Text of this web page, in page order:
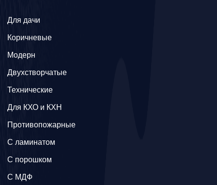
Для дачи
Коричневые
Модерн
Двухстворчатые
Технические
Для КХО и КХН
Противопожарные
С ламинатом
С порошком
С МДФ